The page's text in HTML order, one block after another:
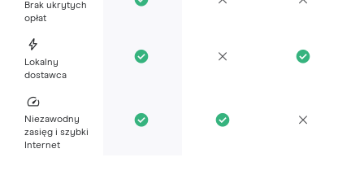
Brak ukrytych
opłat
Lokalny
dostawca
Niezawodny
zasięg i szybki
Internet